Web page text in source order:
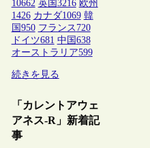
10662 英国 3216 欧州
1426 カナダ1069 韓
国950 フランス 720
ドイツ681 中国638
オーストラリア599
続きを見る
「カレントアウェ
アネス-R」新着記
事